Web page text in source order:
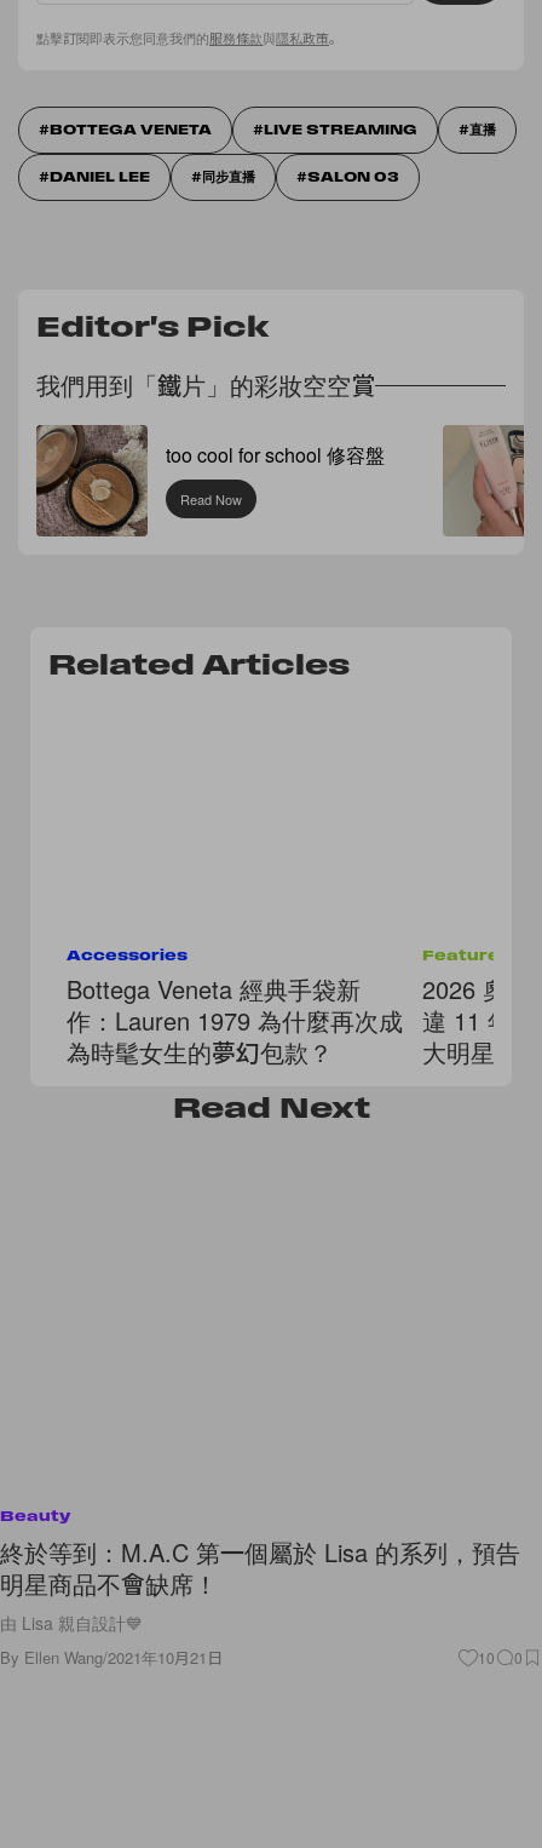
點擊訂閱即表示您同意我們的服務條款與隱私政策。
BOTTEGA VENETA LIVE STREAMING 直播
DANIEL LEE 同步直播 SALON 03
Editor's Pick
我們用到「鐵片」的彩妝空空賞
too cool for school 修容盤
Read Now
Related Articles
Accessories
Bottega Veneta 經典手袋新
作：Lauren 1979 為什麼再次成
為時髦女生的夢幻包款？
Features
2026 奧斯
違 11 年
大明星陣
Read Next
Beauty
終於等到：M.A.C 第一個屬於 Lisa 的系列，預告
明星商品不會缺席！
由 Lisa 親自設計💙
By Ellen Wang/2021年10月21日 10 0